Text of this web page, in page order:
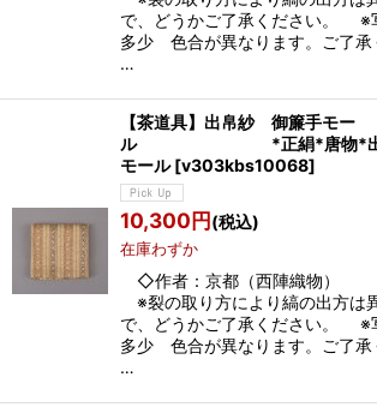
で、どうかご了承ください。 ※
多少 色合が異なります。ご了承
…
【茶道具】出帛紗 御簾手モー
ル *正絹*唐物*出袱
モール [v303kbs10068]
10,300円(税込)
在庫わずか
◇作者：京都（西陣織物
※裂の取り方により縞の出方は
で、どうかご了承ください。 ※
多少 色合が異なります。ご了承
…